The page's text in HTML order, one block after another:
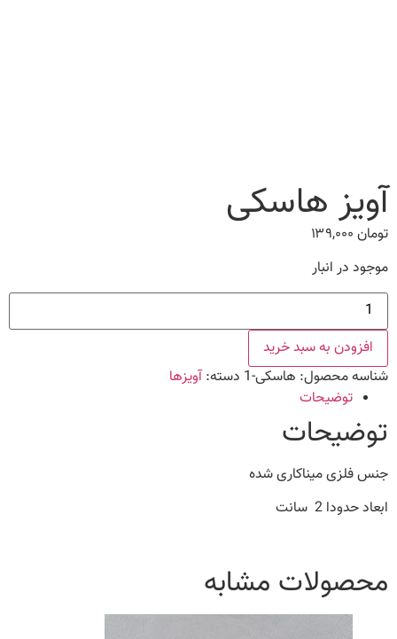
آویز هاسکی
تومان
موجود در انبار
آویز
هاسکی
عدد
افزودن به سبد خرید
شناسه محصول: هاسکی-1 دسته:آویزها
توضیحات
توضیحات
جنس فلزی میناکاری شده
ابعاد حدودا 2 سانت
محصولات مشابه